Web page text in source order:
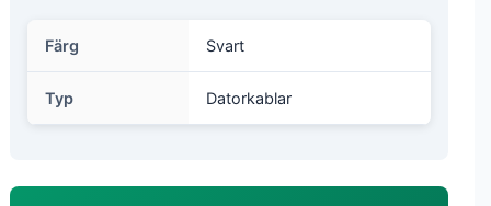
Färg Svart
Typ Datorkablar